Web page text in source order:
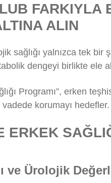
FARKIYLA
ALIN
sağlığı yalnızca tek
dengeyi birlikte ele
Programı”, erken
vadede korumayı hedefler.
ERKEK
ve Ürolojik